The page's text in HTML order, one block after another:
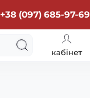
+38 (097) 685-97-69
кабінет